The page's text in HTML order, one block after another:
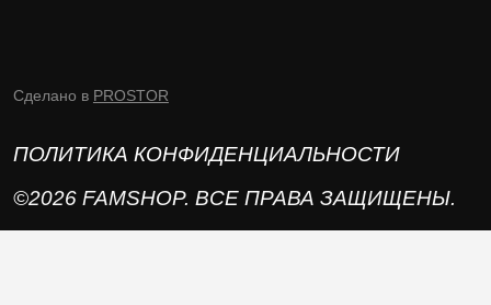
Сделано в PROSTOR
ПОЛИТИКА КОНФИДЕНЦИАЛЬНОСТИ
©2026 FAMSHOP. ВСЕ ПРАВА ЗАЩИЩЕНЫ.